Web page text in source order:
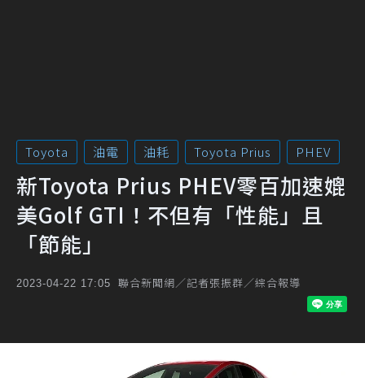
Toyota 油電 油耗 Toyota Prius PHEV
新Toyota Prius PHEV零百加速媲
美Golf GTI！不但有「性能」且
「節能」
2023-04-22 17:05 聯合新聞網／記者張振群／綜合報導